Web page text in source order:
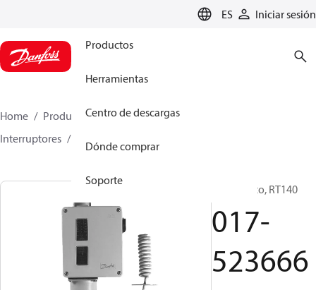
ES Iniciar sesión
Productos
Herramientas
Centro de descargas
Dónde comprar
Soporte
Home Productos
Climate Solutions for cooling
Interruptores
Termostato, RT140
017-
523666